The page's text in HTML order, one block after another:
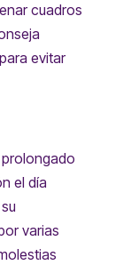
cuadros
evitar
el día
varias